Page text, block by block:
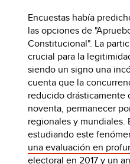
Encuestas había
las opciones de
Constitucional". La
crucial para la
siendo un signo una
cuenta que la
reducido drásticamente
noventa, permanecer
regionales y mundiales.
estudiando este
una evaluación en
electoral en 2017y un